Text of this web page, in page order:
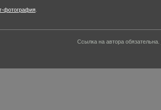
фотография
Ссылка на автора обязательна.